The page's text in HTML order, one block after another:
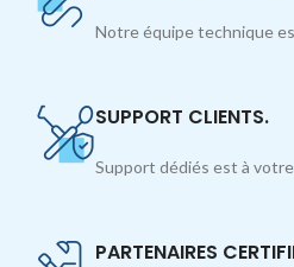
Notre équipe technique
SUPPORT CLIENTS.
Support dédiés est à
PARTENAIRES